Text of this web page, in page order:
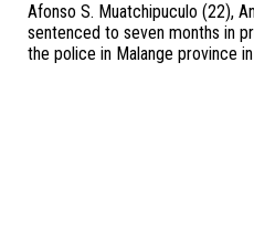
Afonso S. Muatchipuculo (22),
sentenced to seven months in
the police in Malange province